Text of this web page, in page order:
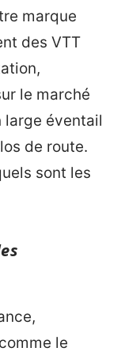
marque
des VTT
le marché
large éventail
de route.
sont les
le